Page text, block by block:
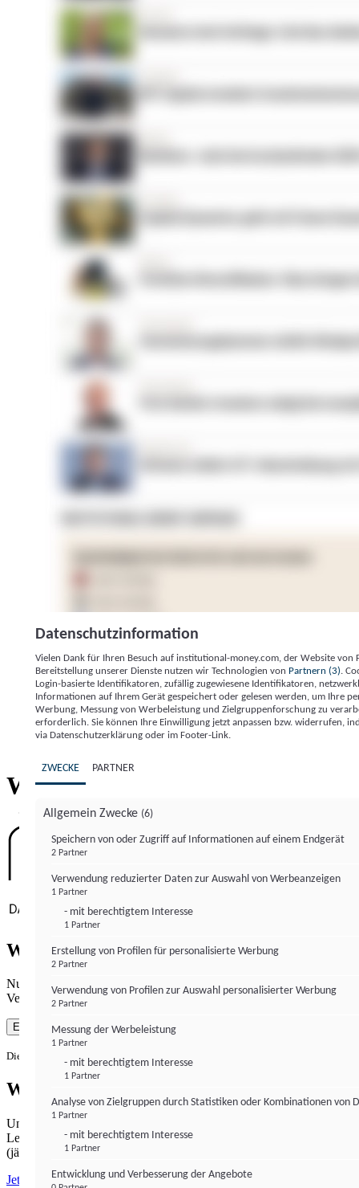
Institutional Money
ImpressumDatenschutzerklärung
Willkommen bei
Wie gewohnt mit Werbung lesen
Nutzen Sie institutional-money.com mit Ihrer Zustimmung zur
Verwendung von Cookies für Webanalyse und Werbemaßnahmen.
Einverstanden
Die Zustimmung ist jederzeit widerrufbar.
Werbefrei lesen
Unabhängiger Journalismus hat seinen Preis.
Lesen Sie institutional-money.com PUR für 33,99€ pro Monat
(jährliche Abrechnung).
Jetzt abonnieren
Datenschutzinformation
Vielen Dank für Ihren Besuch auf institutional-money.com, der Website von
Bereitstellung unserer Dienste nutzen wir Technologien von Partnern (3) .
Login-basierte Identifikatoren, zufällig zugewiesene Identifikatoren,
Informationen auf Ihrem Gerät gespeichert oder gelesen werden, um Ihre
Werbung, Messung von Werbeleistung und Zielgruppenforschung zu
erforderlich. Sie können Ihre Einwilligung jetzt anpassen bzw. widerrufen,
via Datenschutzerklärung oder im Footer-Link.
ZWECKE PARTNER
Allgemein Zwecke (6)
Speichern von oder Zugriff auf Informationen auf einem Endgerät
2 Partner
Verwendung reduzierter Daten zur Auswahl von Werbeanzeigen
1 Partner
- mit berechtigtem Interesse
1 Partner
Erstellung von Profilen für personalisierte Werbung
2 Partner
Verwendung von Profilen zur Auswahl personalisierter Werbung
2 Partner
Messung der Werbeleistung
1 Partner
- mit berechtigtem Interesse
1 Partner
Analyse von Zielgruppen durch Statistiken oder Kombinationen von
1 Partner
- mit berechtigtem Interesse
1 Partner
Entwicklung und Verbesserung der Angebote